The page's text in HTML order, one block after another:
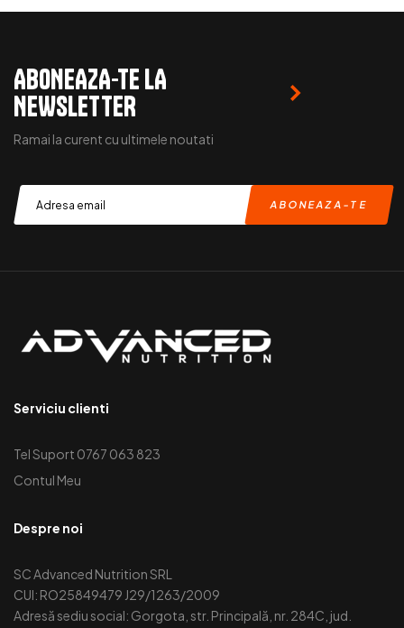
ABONEAZA-TE LA
NEWSLETTER
Ramai la curent cu ultimele noutati
Serviciu clienti
Tel Suport 0767 063 823
Contul Meu
Despre noi
SC Advanced Nutrition SRL
CUI: RO25849479 J29/1263/2009
Adresă sediu social: Gorgota, str. Principală, nr. 284C, jud.